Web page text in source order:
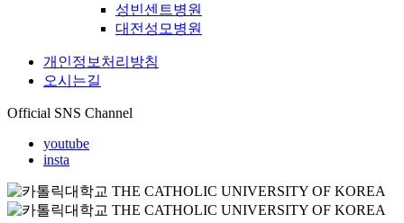
성빈센트병원
대전성모병원
개인정보처리방침
오시는길
Official SNS Channel
youtube
insta